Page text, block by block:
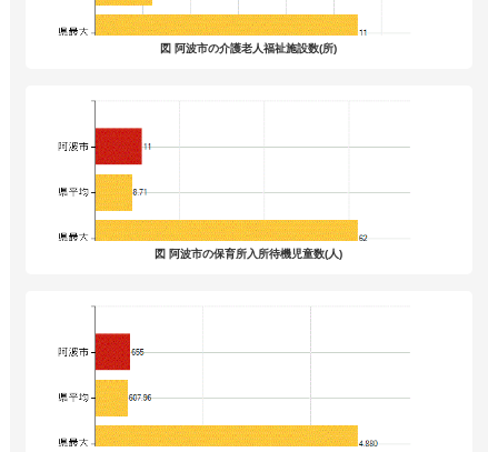
図 阿波市の介護老人福祉施設数(所)
図 阿波市の保育所入所待機児童数(人)